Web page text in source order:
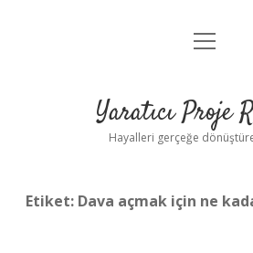
Anasayfa
Yasal Uyarı
menüyü
Yaratıcı Proje
Hayalleri gerçeğe
Etiket: Dava açmak için ne